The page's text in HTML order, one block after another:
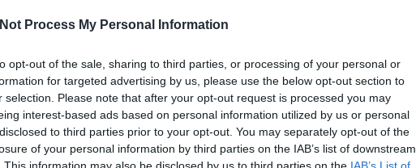
Process My Personal Information
opt-out of the sale, sharing to third parties, or processing of your personal or
for targeted advertising by us, please use the below opt-out section to
selection. Please note that after your opt-out request is processed you may
interest-based ads based on personal information utilized by us or personal
to third parties prior to your opt-out. You may separately opt-out of the
of your personal information by third parties on the IAB’s list of downstream
This information may also be disclosed by us to third parties on the IAB’s List of